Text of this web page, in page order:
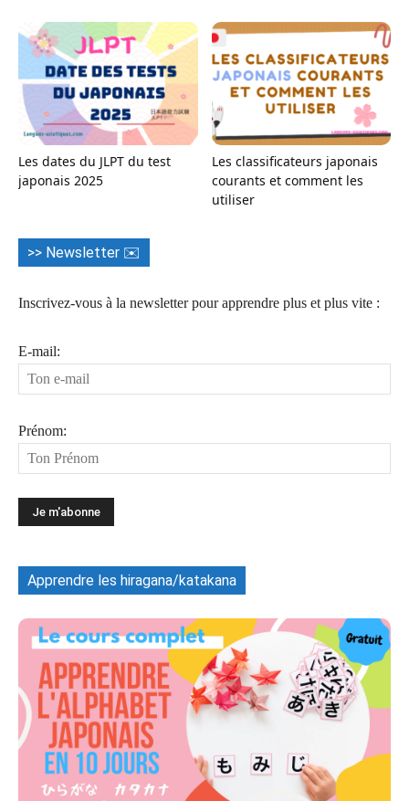
Les dates du JLPT du test
japonais 2025
Les classificateurs japonais
courants et comment les
utiliser
>> Newsletter ✉️
Inscrivez-vous à la newsletter pour apprendre plus et plus vite :
E-mail:
Prénom:
Apprendre les hiragana/katakana